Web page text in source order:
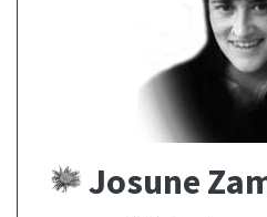
Josune